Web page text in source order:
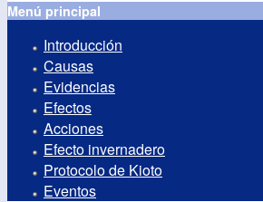
Menú principal
Introducción
Causas
Evidencias
Efectos
Acciones
Efecto invernadero
Protocolo de Kioto
Eventos